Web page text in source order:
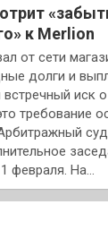
к Merlion
от сети
долги и
иск
требование
февраля. На…